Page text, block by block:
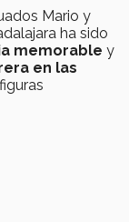
Mario y
ha sido
memorable y
en las